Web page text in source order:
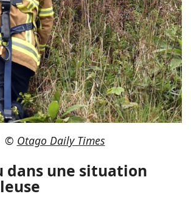
© Otago Daily Times
dans une situation